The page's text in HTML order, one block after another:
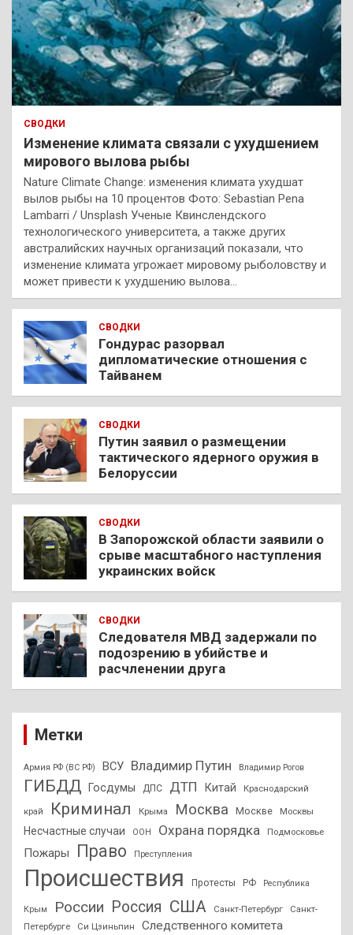
СВОДКИ
Изменение климата связали с ухудшением
мирового вылова рыбы
Nature Climate Change: изменения климата ухудшат
вылов рыбы на 10 процентов Фото: Sebastian Pena
Lambarri / Unsplash Ученые Квинслендского
технологического университета, а также других
австралийских научных организаций показали, что
изменение климата угрожает мировому рыболовству и
может привести к ухудшению вылова…
СВОДКИ
Гондурас разорвал
дипломатические отношения с
Тайванем
СВОДКИ
Путин заявил о размещении
тактического ядерного оружия в
Белоруссии
СВОДКИ
В Запорожской области заявили о
срыве масштабного наступления
украинских войск
СВОДКИ
Следователя МВД задержали по
подозрению в убийстве и
расчленении друга
Метки
Армия РФ (ВС РФ) ВСУ Владимир Путин Владимир Рогов
ГИБДД Госдумы ДПС ДТП Китай Краснодарский
край Криминал Крыма Москва Москве Москвы
Несчастные случаи ООН Охрана порядка Подмосковье
Пожары Право Преступления
Происшествия Протесты РФ Республика
Крым России Россия США Санкт-Петербург
Санкт-
Петербурге
Си Цзиньпин
Следственного комитета